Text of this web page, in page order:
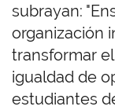
subrayan:
organización
transformar
igualdad de
estudiantes